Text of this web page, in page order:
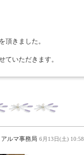
頂きました。
ていただきます。
アルマ事務局 6月13日(土) 10:58